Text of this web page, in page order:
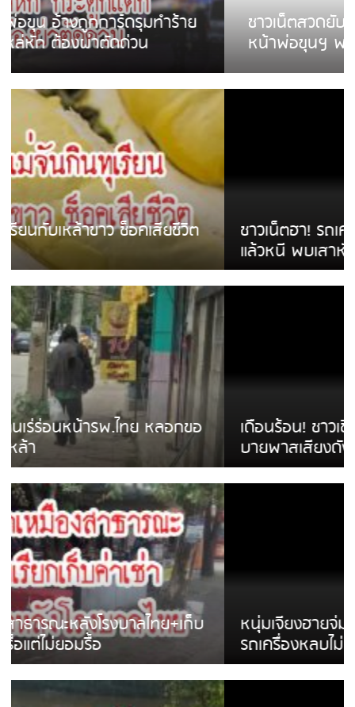
ชาวเน็ตสวดยับ! พบพม่าเร่ขายพวงมาลัย
หน้าพ่อขุนฯ พอไม่ซื้อเดินตาม
ชาวเน็ตฮา! รถเครื่องแม่สายชนป้ายร้านโลงศพ
แล้วหนี พบเสาหัก เบรคหัก หวิดได้ใช้บริการ
เดือนร้อน! ชาวเชียงรายบ่นรถ Isuzu สีขาวซิ่ง
บายพาสเสียงดังสร้างความรำคาญ
หนุ่มเจียงฮายจ่ม พบถังน้ำดื่มตกกลางถนน
รถเครื่องหลบไม่ทันล้มบาดเจ็บ